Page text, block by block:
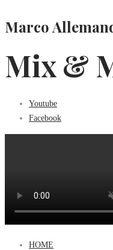
Marco
Mix &
Youtube
Facebook
HOME